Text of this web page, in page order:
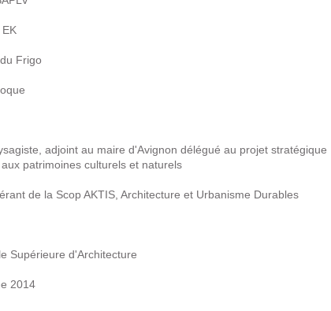
Frigo
adjoint au maire d'Avignon délégué au projet stratégique
patrimoines culturels et naturels
de la Scop AKTIS, Architecture et Urbanisme Durables
Supérieure d'Architecture
2014